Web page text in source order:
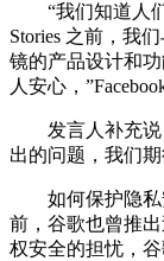
“我们知道人们
Stories 之前，我
镜的产品设计和
人安心，
发言人补充说：
出的问题，我们
如何保护隐私
前，谷歌也曾推
权安全的担忧，